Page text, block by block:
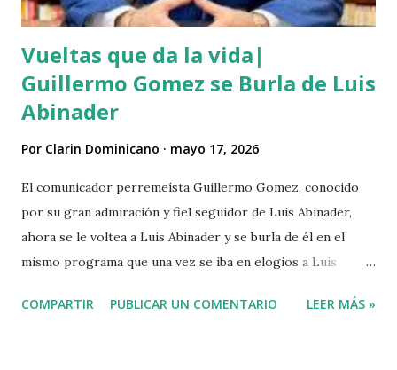
Vueltas que da la vida|
Guillermo Gomez se Burla de Luis
Abinader
Por Clarin Dominicano mayo 17, 2026
El comunicador perremeísta Guillermo Gomez, conocido
por su gran admiración y fiel seguidor de Luis Abinader,
ahora se le voltea a Luis Abinader y se burla de él en el
mismo programa que una vez se iba en elogios a Luis
COMPARTIR PUBLICAR UN COMENTARIO LEER MÁS »